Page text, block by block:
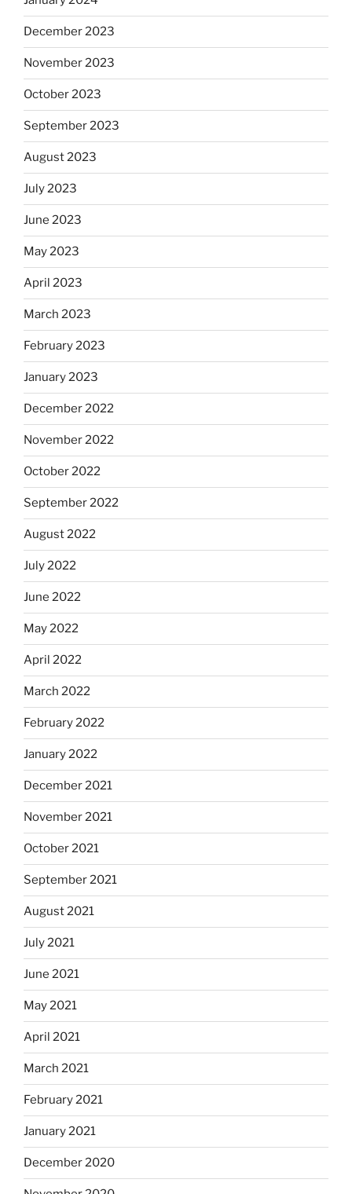
December 2023
November 2023
October 2023
September 2023
August 2023
July 2023
June 2023
May 2023
April 2023
March 2023
February 2023
January 2023
December 2022
November 2022
October 2022
September 2022
August 2022
July 2022
June 2022
May 2022
April 2022
March 2022
February 2022
January 2022
December 2021
November 2021
October 2021
September 2021
August 2021
July 2021
June 2021
May 2021
April 2021
March 2021
February 2021
January 2021
December 2020